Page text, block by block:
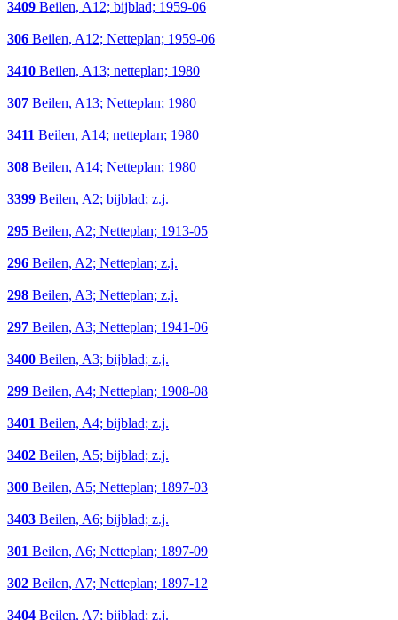
3409 Beilen, A12; bijblad; 1959-06
306 Beilen, A12; Netteplan; 1959-06
3410 Beilen, A13; netteplan; 1980
307 Beilen, A13; Netteplan; 1980
3411 Beilen, A14; netteplan; 1980
308 Beilen, A14; Netteplan; 1980
3399 Beilen, A2; bijblad; z.j.
295 Beilen, A2; Netteplan; 1913-05
296 Beilen, A2; Netteplan; z.j.
298 Beilen, A3; Netteplan; z.j.
297 Beilen, A3; Netteplan; 1941-06
3400 Beilen, A3; bijblad; z.j.
299 Beilen, A4; Netteplan; 1908-08
3401 Beilen, A4; bijblad; z.j.
3402 Beilen, A5; bijblad; z.j.
300 Beilen, A5; Netteplan; 1897-03
3403 Beilen, A6; bijblad; z.j.
301 Beilen, A6; Netteplan; 1897-09
302 Beilen, A7; Netteplan; 1897-12
3404 Beilen, A7; bijblad; z.j.